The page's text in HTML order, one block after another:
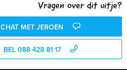
Vragen over dit uitje?
CHAT MET JEROEN
BEL 088 428 81 17